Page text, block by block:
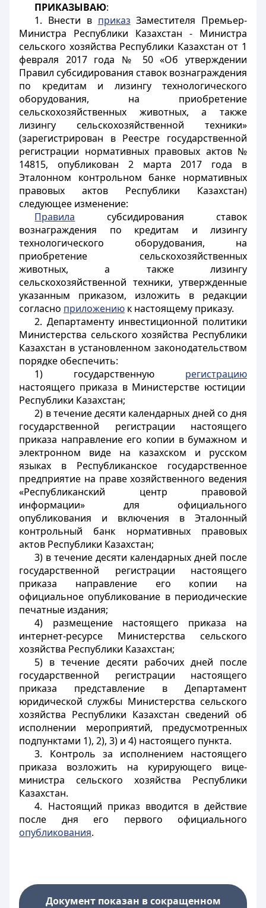
ПРИКАЗЫВАЮ:
1. Внести в приказ Заместителя Премьер-
Министра Республики Казахстан - Министра
сельского хозяйства Республики Казахстан от 1
февраля 2017 года № 50 «Об утверждении
Правил субсидирования ставок вознаграждения
по кредитам и лизингу технологического
оборудования, на приобретение
сельскохозяйственных животных, а также
лизингу сельскохозяйственной техники»
(зарегистрирован в Реестре государственной
регистрации нормативных правовых актов №
14815, опубликован 2 марта 2017 года в
Эталонном контрольном банке нормативных
правовых актов Республики Казахстан)
следующее изменение:
Правила субсидирования ставок
вознаграждения по кредитам и лизингу
технологического оборудования, на
приобретение сельскохозяйственных
животных, а также лизингу
сельскохозяйственной техники, утвержденные
указанным приказом, изложить в редакции
согласно приложению к настоящему приказу.
2. Департаменту инвестиционной политики
Министерства сельского хозяйства Республики
Казахстан в установленном законодательством
порядке обеспечить:
1) государственную регистрацию
настоящего приказа в Министерстве юстиции
Республики Казахстан;
2) в течение десяти календарных дней со дня
государственной регистрации настоящего
приказа направление его копии в бумажном и
электронном виде на казахском и русском
языках в Республиканское государственное
предприятие на праве хозяйственного ведения
«Республиканский центр правовой
информации» для официального
опубликования и включения в Эталонный
контрольный банк нормативных правовых
актов Республики Казахстан;
3) в течение десяти календарных дней после
государственной регистрации настоящего
приказа направление его копии на
официальное опубликование в периодические
печатные издания;
4) размещение настоящего приказа на
интернет-ресурсе Министерства сельского
хозяйства Республики Казахстан;
5) в течение десяти рабочих дней после
государственной регистрации настоящего
приказа представление в Департамент
юридической службы Министерства сельского
хозяйства Республики Казахстан сведений об
исполнении мероприятий, предусмотренных
подпунктами 1), 2), 3) и 4) настоящего пункта.
3. Контроль за исполнением настоящего
приказа возложить на курирующего вице-
министра сельского хозяйства Республики
Казахстан.
4. Настоящий приказ вводится в действие
после дня его первого официального
опубликования.
Документ показан в сокращенном